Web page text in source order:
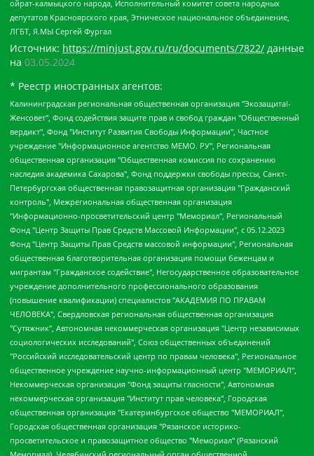
ойрат-калмыцкого народа, Исполнительный комитет совета народных
депутатов Красноярского края, Этническое национальное объединение,
ЛГБТ, Я.МЫ Сергей Фургал
Источник: https://minjust.gov.ru/ru/documents/7822/ данные
на 03.05.2024
* Реестр иностранных агентов:
Калининградская региональная общественная организация "Экозащита!-Женсовет", Фонд содействия защите прав и свобод граждан "Общественный вердикт", Фонд "Институт Развития Свободы Информации", Частное учреждение "Информационное агентство МЕМО. РУ", Региональная общественная организация "Общественная комиссия по сохранению наследия академика Сахарова", Фонд поддержки свободы прессы, Санкт-Петербургская общественная правозащитная организация "Гражданский контроль", Межрегиональная общественная организация "Информационно-просветительский центр "Мемориал", Региональный Фонд "Центр Защиты Прав Средств Массовой Информации", с 05.12.2023 Фонд "Центр Защиты Прав Средств массовой информации", Региональная общественная благотворительная организация помощи беженцам и мигрантам "Гражданское содействие", Негосударственное образовательное учреждение дополнительного профессионального образования (повышение квалификации) специалистов "АКАДЕМИЯ ПО ПРАВАМ ЧЕЛОВЕКА", Свердловская региональная общественная организация "Сутяжник", Автономная некоммерческая организация "Центр независимых социологических исследований", Союз общественных объединений "Российский исследовательский центр по правам человека", Региональное общественное учреждение научно-информационный центр "МЕМОРИАЛ", Некоммерческая организация "Фонд защиты гласности", Автономная некоммерческая организация "Институт прав человека", Городская общественная организация "Екатеринбургское общество "МЕМОРИАЛ", Городская общественная организация "Рязанское историко-просветительское и правозащитное общество "Мемориал" (Рязанский Мемориал), Челябинский региональный орган общественной самодеятельности – женское общественное объединение "Женщины Евразии", Челябинский региональный орган общественной самодеятельности "Уральская правозащитная группа", Фонд содействия защите здоровья и социальной справедливости имени Андрея Рылькова, Автономная Некоммерческая Организация "Аналитический Центр Юрия Левады", Автономная некоммерческая организация социальной поддержки населения "Проект Апрель", Региональная общественная организация помощи женщинам и детям, находящимся в кризисной ситуации "Информационно-методический центр "Анна", Фонд содействия развитию массовых коммуникаций и правовому просвещению "Так-так-Так", Фонд содействия устойчивому развитию "Серебряная тайга", Свердловский региональный общественный фонд социальных проектов "Новое время", "Idel.Реалии", Кавказ.Реалии, Крым.Реалии, Телеканал Настоящее Время, Татаро-башкирская служба Радио Свобода (Azatliq Radiosi), Радио Свободная Европа/Радио Свобода (PCE/PC), "Сибирь.Реалии", "Фактограф", Благотворительный фонд помощи осужденным и их семьям, Автономная некоммерческая организация "Институт глобализации и социальных движений", Фонд "В защиту прав заключенных", Частное учреждение "Центр поддержки и содействия развитию средств массовой информации", Пензенский региональный общественный благотворительный фонд "Гражданский союз", "Север.Реалии", Некоммерческая организация Фонд "Правовая инициатива", Общество с ограниченной ответственностью "Радио Свободная Европа/Радио Свобода", Чешское информационное агентство "MEDIUM-ORIENT", Красноярская региональная общественная организация "Мы против СПИДа", Камалягин Денис Николаевич, Маркелов Сергей Евгеньевич, Пономарев Лев Александрович, Савицкая Людмила Алексеевна, Автономная некоммерческая организация "Центр по работе с проблемой насилия "НАСИЛИЮ.НЕТ", Межрегиональный профессиональный союз работников здравоохранения "Альянс врачей", Юридическое лицо, зарегистрированное в Латвийской Республике, SIA "Medusa Project" (регистрационный номер 40103797863, дата регистрации 10.06.2014), Некоммерческая организация "Фонд по борьбе с коррупцией", Автономная некоммерческая организация "Институт права и публичной политики", Баданин Роман Сергеевич, Гликин Максим Александрович, Железнова Мария Михайловна, Лукьянова Юлия Сергеевна, Маетная Елизавета Витальевна, Маняхин Петр Борисович, Чуракова Ольга Владимировна, Ярош Юлия Петровна, Юридическое лицо "The Insider SIA", зарегистрированное в Риге, Латвийская Республика (дата регистрации 26.06.2015), являющееся администратором доменного имени интернет-издания "The Insider SIA", https://theins.ru, Постернак Алексей Евгеньевич, Рубин Михаил Аркадьевич, Анин Роман Александрович, Юридическое лицо Istories fonds, зарегистрированное в Латвийской Республике (регистрационный номер 50008295751, дата регистрации 24.02.2020), Великовский Дмитрий Александрович, Долинина Ирина Николаевна, Мароховская Алеся Алексеевна, Шлейнов Роман Юрьевич, Шмагун Олеся Валентиновна, Общество с ограниченной ответственностью "Альтаир 2021", Общество с ограниченной ответственностью "Вега 2021", Общество с ограниченной ответственностью "Главный редактор 2021", Общество с ограниченной ответственностью "Ромашки монолит", Важенков Артем Валерьевич, Ивановская областная общественная организация "Центр гендерных исследований", Гурман Юрий Альбертович, Медиапроект "ОВД-Инфо", Егоров Владимир Владимирович, Жилинский Владимир Александрович, Общество с ограниченной ответственностью "ЗП", Иванова София Юрьевна, Карезина Инна Павловна, Кильтау Екатерина Викторовна, Петров Алексей Викторович, Пискунов Сергей Евгеньевич, Смирнов Сергей Сергеевич, Тихонов Михаил Сергеевич, Общество с ограниченной ответственностью "ЖУРНАЛИСТ-ИНОСТРАННЫЙ АГЕНТ", Арапова Галина Юрьевна, Вольтская Татьяна Анатольевна, Американская компания "Mason G.E.S. Anonymous Foundation" (США), являющаяся владельцем интернет-издания https://mnews.world/, Компания "Stichting Bellingcat", зарегистрированная в Нидерландах (дата регистрации 11.07.2018), Захаров Андрей Вячеславович, Клепиковская Екатерина Дмитриевна, Общество с ограниченной ответственностью "МЕМО", Перл Роман Александрович, Симонов Евгений Алексеевич, Соловьева Елена Анатольевна, Сотников Даниил Владимирович, Сурначева Елизавета Дмитриевна, Автономная некоммерческая организация по защите прав человека и информированию населения "Якутия – Наше Мнение", Общество с ограниченной ответственностью "Москоу диджитал медиа", с 26.01.2023 Общество с ограниченной ответственностью "Чайка Белые сады", Ветошкина Валерия Валерьевна, Заговора Максим Александрович, Межрегиональное общественное движение "Российская ЛГБТ - сеть", Оленичев Максим Владимирович, Павлов Иван Юрьевич, Скворцова Елена Сергеевна, Общество с ограниченной ответственностью "Как бы инагент", Кочетков Игорь Викторович, Общество с ограниченной ответственностью "Честные выборы", Еланчик Олег Александрович, Общество с ограниченной ответственностью "Нобелевский призыв", Гималова Регина Эмилевна, Григорьев Андрей Валерьевич, Григорьева Алина Александровна, Ассоциация по содействию защите прав призывников, альтернативнослужащих и военнослужащих "Правозащитная группа "Гражданин.Армия.Право", Хисамова Регина Фаритовна, Автономная некоммерческая организация по реализации социально-правовых программ "Лилит", Дальневосточное общественное движение "Маяк", Санкт-Петербургская ЛГБТ-инициативная группа "Выход", Инициативная группа ЛГБТ+ "Реверс", Алексеев Андрей Викторович, Бекбулатова Таисия Львовна, Беляев Иван Михайлович, Владыкина Елена Сергеевна, Гельман Марат Александрович, Никульшина Вероника Юрьевна, Толоконникова Надежда Андреевна, Шендерович Виктор Анатольевич, Общество с ограниченной ответственностью "Данное сообщение", Общество с ограниченной ответственностью Издательский дом "Новая глава", Айнбиндер Александра Александровна, Московский комьюнити-центр для ЛГБТ+инициатив, Благотворительный фонд развития филантропии, Deutsche Welle (Германия, Kurt-Schumacher-Strasse 3, 53113 Bonn), Борзунова Мария Михайловна, Воробьев Виктор Викторович, Голубева Анна Львовна, Константинова Алла Михайловна, Малкова Ирина Владимировна, Мурадов Мурад Абдулгалимович, Осетинская Елизавета Николаевна, Понасенков Евгений Николаевич, Ганапольский Матвей Юрьевич, Киселев Евгений Алексеевич, Борухович Ирина Григорьевна, Дремин Иван Тимофеевич, Дубровский Дмитрий Викторович, Красноярская региональная общественная организация поддержки и развития альтернативных образовательных технологий и межкультурных коммуникаций "ИНТЕРРА", Маяковская Екатерина Алексеевна, Фейгин Марк Захарович, Филимонов Андрей Викторович, Дзугкоева Регина Николаевна, Доброхотов Роман Александрович, Дудь Юрий Александрович, Елкин Сергей Владимирович, Кругликов Кирилл Игоревич, Сабунаева Мария Леонидовна, Семенов Алексей Владимирович, Шаинян Карен Багратович, Шульман Екатерина Михайловна, Асафьев Артур Валерьевич, Вахштайн Виктор Семенович, Венедиктов Алексей Алексеевич, Лушникова Екатерина Евгеньевна, Волков Леонид Михайлович, Невзоров Александр Глебович, Пархоменко Сергей Борисович, Сироткин Ярослав Николаевич, Кара-Мурза Владимир Владимирович, Баранова Наталья Владимировна, Гозман Леонид Яковлевич, Кагарлицкий Борис Юльевич, Климарев Михаил Валерьевич, Милов Владимир Станиславович, Автономная некоммерческая организация Краснодарский центр современного искусства "Типография", Моргенштерн Алишер Тагирович, Соболь Любовь Эдуардовна, Общество с ограниченной ответственностью "ЛИЗА НОРМ", Каспаров Гарри Кимович, Ходорковский Михаил Борисович, Общество с ограниченной ответственностью "Апрельские тезисы", Данилович Ирина Брониславовна, Кашин Олег Владимирович, Петров Николай Владимирович, Пивоваров Алексей Владимирович, Соколов Михаил Владимирович, Цветкова Юлия Владимировна, Чичваркин Евгений Александрович, Комитет против пыток/Команда против пыток, Общество с ограниченной ответственностью "Первый научный", Общество с ограниченной ответственностью "Вертолет и ко", Белоцерковская Вероника Борисовна, Кац Максим Евгеньевич, Лазарева Татьяна Юрьевна, Шаведдинов Руслан Табризович, Яшин Илья Валерьевич, Общество с ограниченной ответственностью "Иноагент ААВ", Алешковский Дмитрий Петрович, Альбац Евгения Марковна, Быков Дмитрий Львович, Галямина Юлия Евгеньевна, Лойко Сергей Леонидович, Мартынов Кирилл Константинович, Медведев Сергей Александрович, Крашенинников Федор Геннадиевич, Гордеева Катерина Вл